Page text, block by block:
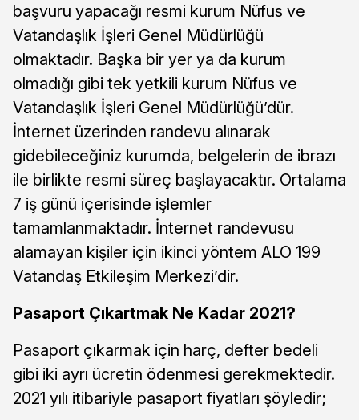
başvuru yapacağı resmi kurum Nüfus ve
Vatandaşlık İşleri Genel Müdürlüğü
olmaktadır. Başka bir yer ya da kurum
olmadığı gibi tek yetkili kurum Nüfus ve
Vatandaşlık İşleri Genel Müdürlüğü’dür.
İnternet üzerinden randevu alınarak
gidebileceğiniz kurumda, belgelerin de ibrazı
ile birlikte resmi süreç başlayacaktır. Ortalama
7 iş günü içerisinde işlemler
tamamlanmaktadır. İnternet randevusu
alamayan kişiler için ikinci yöntem ALO 199
Vatandaş Etkileşim Merkezi’dir.
Pasaport Çıkartmak Ne Kadar 2021?
Pasaport çıkarmak için harç, defter bedeli
gibi iki ayrı ücretin ödenmesi gerekmektedir.
2021 yılı itibariyle pasaport fiyatları şöyledir;